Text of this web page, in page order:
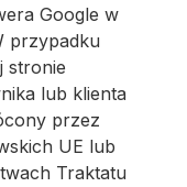
Google w
przypadku
stronie
lub klienta
przez
UE lub
Traktatu